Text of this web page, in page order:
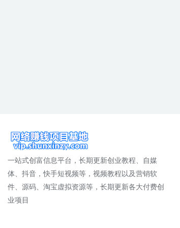
一站式创富信息平台，长期更新创业教程、自媒
体、抖音，快手短视频等，视频教程以及营销软
件、源码、淘宝虚拟资源等，长期更新各大付费创
业项目